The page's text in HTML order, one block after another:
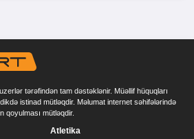
tərəfindən tam dəstəklənir. Müəllif hüquqları
istinad mütləqdir. Məlumat internet səhifələrində
qoyulması mütləqdir.
Atletika